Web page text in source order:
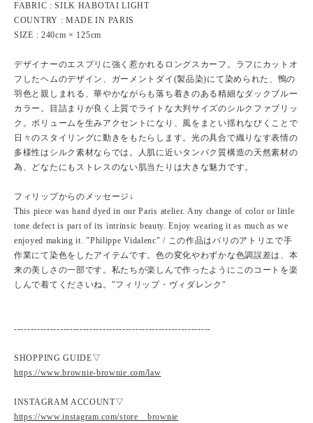
FABRIC : SILK HABOTAI LIGHT
COUNTRY : MADE IN PARIS
SIZE : 240cm × 125cm
デザイナーのエスプリに強く惹かれるロングスカーフ。ラフにカットオ
フしたヘムのデザイン、ガーメントダイ(製品染)にて染められた、鴨の
羽色と親しまれる、華やかながらも落ち着きのある精細なダックブルー
カラー。目詰まりが良く上質でライトな大判サイズのシルクファブリッ
ク。ボリュームを生みアクセントになり、風をまとい揺れなびくことで
日々のスタイリングに動きをもたらします。光の具合で織りなす表情の
多様性はシルク素材ならでは。人肌に近いタンパク質構造の天然素材の
為、どなたにもストレスのない肌当たりは大きな魅力です。
フィリップからのメッセージ↓
This piece was hand dyed in our Paris atelier. Any change of color or little
tone defect is part of its intrinsic beauty. Enjoy wearing it as much as we
enjoyed making it. "Philippe Vidalenc" / この作品はパリのアトリエで手
作業にて染色をしたアイテムです。色の変化やわずかな色調誤差は、本
来の美しさの一部です。私たちが楽しんで作ったようにこのコートを楽
しんで着てくださいね。"フィリップ・ヴィダレンク"
------------------------------------------------------------
SHOPPING GUIDE▽
https://www.brownie-brownie.com/law
INSTAGRAM ACCOUNT▽
https://www.instagram.com/store__brownie